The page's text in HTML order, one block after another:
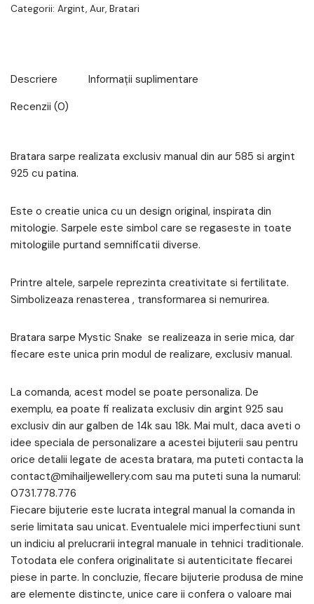
Categorii: Argint, Aur, Bratari
Descriere
Informații suplimentare
Recenzii (0)
Bratara sarpe realizata exclusiv manual din aur 585 si argint
925 cu patina.
Este o creatie unica cu un design original, inspirata din
mitologie. Sarpele este simbol care se regaseste in toate
mitologiile purtand semnificatii diverse.
Printre altele, sarpele reprezinta creativitate si fertilitate.
Simbolizeaza renasterea , transformarea si nemurirea.
Bratara sarpe Mystic Snake se realizeaza in serie mica, dar
fiecare este unica prin modul de realizare, exclusiv manual.
La comanda, acest model se poate personaliza. De
exemplu, ea poate fi realizata exclusiv din argint 925 sau
exclusiv din aur galben de 14k sau 18k. Mai mult, daca aveti o
idee speciala de personalizare a acestei bijuterii sau pentru
orice detalii legate de acesta bratara, ma puteti contacta la
contact@mihailjewellery.com sau ma puteti suna la numarul:
0731.778.776
Fiecare bijuterie este lucrata integral manual la comanda in
serie limitata sau unicat. Eventualele mici imperfectiuni sunt
un indiciu al prelucrarii integral manuale in tehnici traditionale.
Totodata ele confera originalitate si autenticitate fiecarei
piese in parte. In concluzie, fiecare bijuterie produsa de mine
are elemente distincte, unice care ii confera o valoare mai